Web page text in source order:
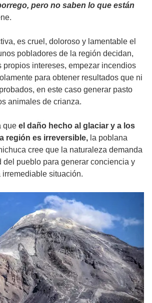
pero no saben lo que están
es cruel, doloroso y lamentable el
pobladores de la región decidan,
propios intereses, empezar incendios
para obtener resultados que ni
en este caso generar pasto
animales de crianza.
que el daño hecho al glaciar y a los
región es irreversible, la poblana
cree que la naturaleza demanda
del pueblo para generar conciencia y
irremediable situación.